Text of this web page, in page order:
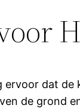
dat
de grond